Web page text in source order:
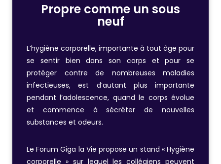
Propre comme un sous
neuf
L’hygiène corporelle, importante à tout âge pour
se sentir bien dans son corps et pour se
protéger contre de nombreuses maladies
infectieuses, est d’autant plus importante
pendant l’adolescence, quand le corps évolue
et commence à sécréter de nouvelles
substances et odeurs.
Le Forum Giga la Vie propose un stand « Hygiène
corporelle » sur lequel les collégiens peuvent